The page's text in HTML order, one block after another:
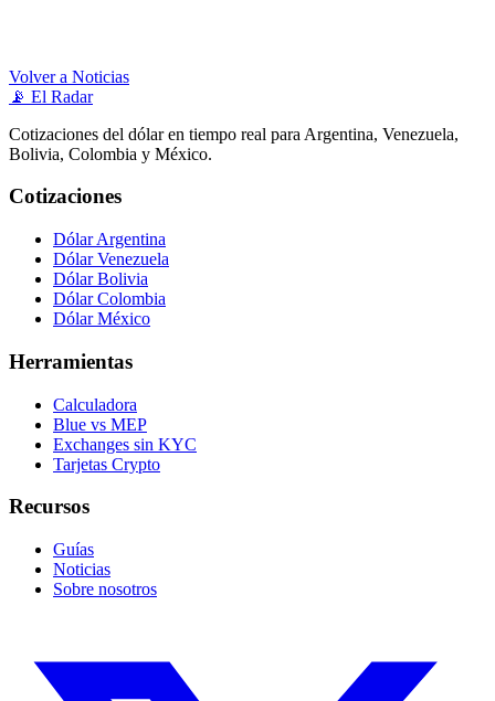
Volver a Noticias
📡 El Radar
Cotizaciones del dólar en tiempo real para Argentina, Venezuela,
Bolivia, Colombia y México.
Cotizaciones
Dólar Argentina
Dólar Venezuela
Dólar Bolivia
Dólar Colombia
Dólar México
Herramientas
Calculadora
Blue vs MEP
Exchanges sin KYC
Tarjetas Crypto
Recursos
Guías
Noticias
Sobre nosotros